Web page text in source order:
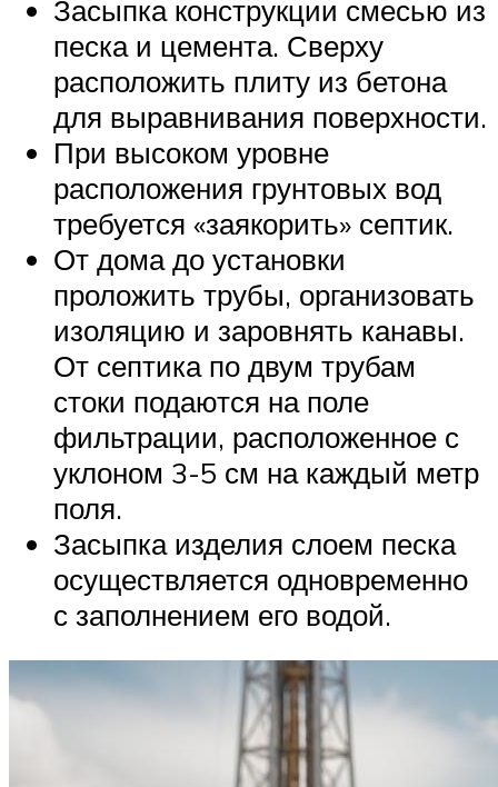
Засыпка конструкции смесью из
песка и цемента. Сверху
расположить плиту из бетона
для выравнивания поверхности.
При высоком уровне
расположения грунтовых вод
требуется «заякорить» септик.
От дома до установки
проложить трубы, организовать
изоляцию и заровнять канавы.
От септика по двум трубам
стоки подаются на поле
фильтрации, расположенное с
уклоном 3-5 см на каждый метр
поля.
Засыпка изделия слоем песка
осуществляется одновременно
с заполнением его водой.